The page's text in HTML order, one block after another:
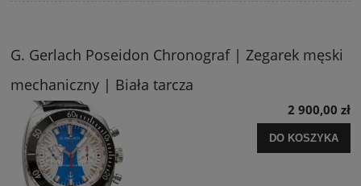
G. Gerlach Poseidon Chronograf | Zegarek męski
mechaniczny | Biała tarcza
2 900,00 zł
DO KOSZYKA